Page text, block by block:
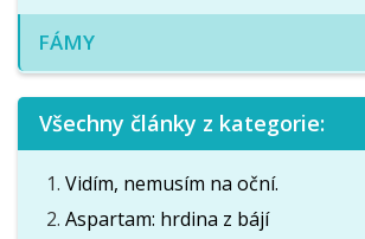
FÁMY
Všechny články z kategorie:
Vidím, nemusím na oční.
Aspartam: hrdina z bájí